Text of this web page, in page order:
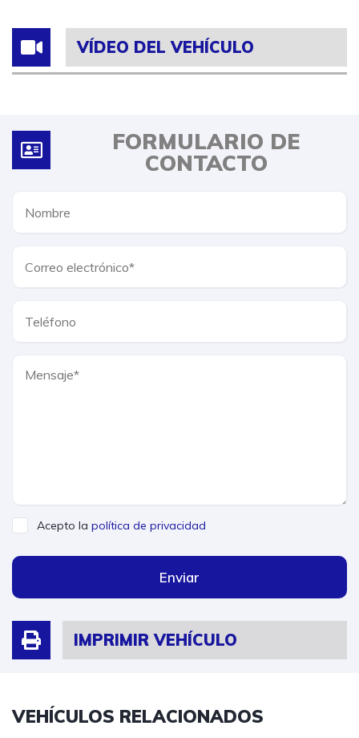
VÍDEO DEL VEHÍCULO
FORMULARIO DE
CONTACTO
Acepto la política de privacidad
Enviar
IMPRIMIR VEHÍCULO
VEHÍCULOS RELACIONADOS